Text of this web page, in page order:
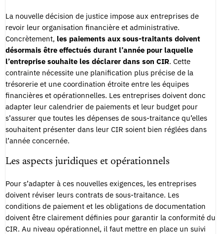
La nouvelle décision de justice impose aux entreprises de
revoir leur organisation financière et administrative.
Concrètement, les paiements aux sous-traitants doivent
désormais être effectués durant l’année pour laquelle
l’entreprise souhaite les déclarer dans son CIR. Cette
contrainte nécessite une planification plus précise de la
trésorerie et une coordination étroite entre les équipes
financières et opérationnelles. Les entreprises doivent donc
adapter leur calendrier de paiements et leur budget pour
s’assurer que toutes les dépenses de sous-traitance qu’elles
souhaitent présenter dans leur CIR soient bien réglées dans
l’année concernée.
Les aspects juridiques et opérationnels
Pour s’adapter à ces nouvelles exigences, les entreprises
doivent réviser leurs contrats de sous-traitance. Les
conditions de paiement et les obligations de documentation
doivent être clairement définies pour garantir la conformité du
CIR. Au niveau opérationnel, il faut mettre en place un suivi